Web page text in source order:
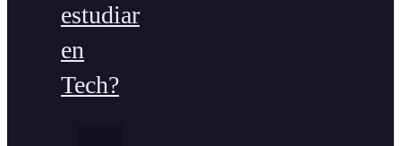
estudiar
en
Tech?